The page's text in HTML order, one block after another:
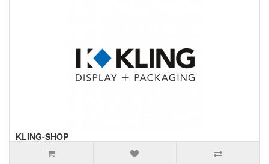
KLING-SHOP